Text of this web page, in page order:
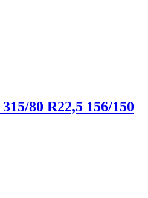
315/80 R22,5 156/150